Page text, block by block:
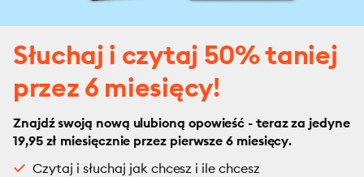
Słuchaj i czytaj 50% taniej
przez 6 miesięcy!
Znajdź swoją nową ulubioną opowieść - teraz za jedyne
19,95 zł miesięcznie przez pierwsze 6 miesięcy.
Czytaj i słuchaj jak chcesz i ile chcesz